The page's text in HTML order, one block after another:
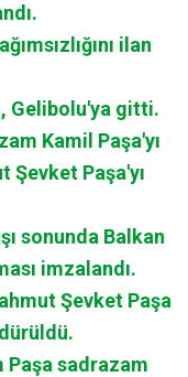
ilan
Gelibolu'ya gitti.
Kamil Paşa'yı
Şevket Paşa'yı
sonunda Balkan
imzalandı.
Şevket Paşa
Paşa sadrazam